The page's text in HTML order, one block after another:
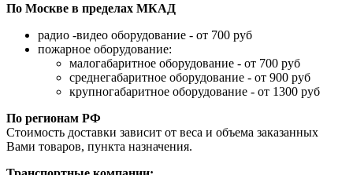
По Москве в пределах МКАД
радио -видео оборудование - от 700 руб
пожарное оборудование:
малогабаритное оборудование - от 700 руб
среднегабаритное оборудование - от 900 руб
крупногабаритное оборудование - от 1300 руб
По регионам РФ
Стоимость доставки зависит от веса и объема заказанных
Вами товаров, пункта назначения.